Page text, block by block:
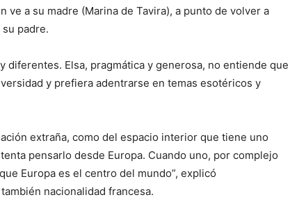
ve a su madre (Marina de Tavira), a punto de volver a
padre.
diferentes. Elsa, pragmática y generosa, no entiende que
y prefiera adentrarse en temas esotéricos y
extraña, como del espacio interior que tiene uno
pensarlo desde Europa. Cuando uno, por complejo
Europa es el centro del mundo”, explicó
nacionalidad francesa.